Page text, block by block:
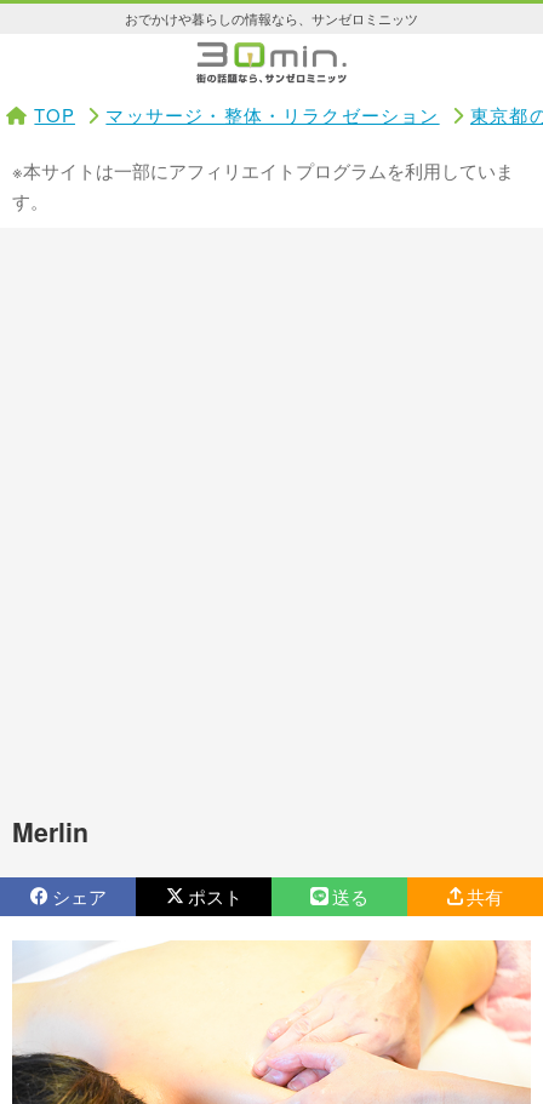
おでかけや暮らしの情報なら、サンゼロミニッツ
TOP マッサージ・整体・リラクゼーション 東京都
※本サイトは一部にアフィリエイトプログラムを利用していま
す。
Merlin
シェア ポスト 送る 共有